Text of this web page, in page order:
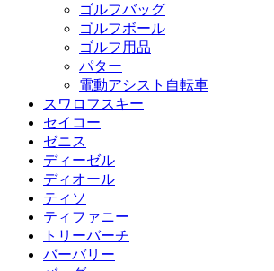
ゴルフバッグ
ゴルフボール
ゴルフ用品
パター
電動アシスト自転車
スワロフスキー
セイコー
ゼニス
ディーゼル
ディオール
ティソ
ティファニー
トリーバーチ
バーバリー